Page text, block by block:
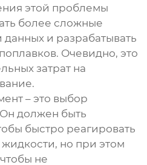
этой проблемы
более сложные
и разрабатывать
Очевидно, это
затрат на
– это выбор
должен быть
быстро реагировать
но при этом
не